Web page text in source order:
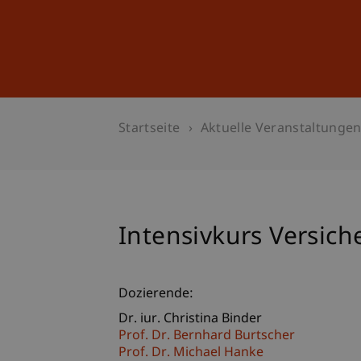
Startseite Aktuelle Veranstaltungen
Intensivkurs
Dozierende:
Dr. iur. Christina Binder
Prof. Dr. Bernhard Burtscher
Prof. Dr. Michael Hanke